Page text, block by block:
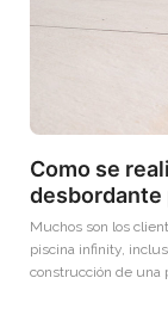
Como se
desbordante
Muchos son los
piscina infinity,
construcción de una